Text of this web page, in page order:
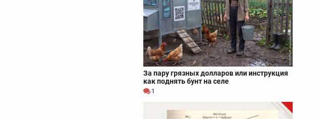
За пару грязных долларов или инструкция
как поднять бунт на селе
1